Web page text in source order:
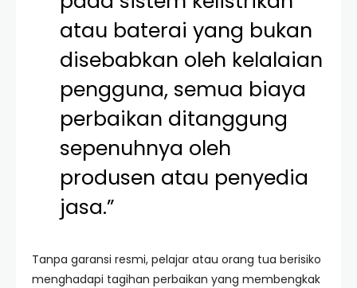
atau baterai yang bukan
disebabkan oleh kelalaian
pengguna, semua biaya
perbaikan ditanggung
sepenuhnya oleh
produsen atau penyedia
jasa.”
Tanpa garansi resmi, pelajar atau orang tua berisiko
menghadapi tagihan perbaikan yang membengkak